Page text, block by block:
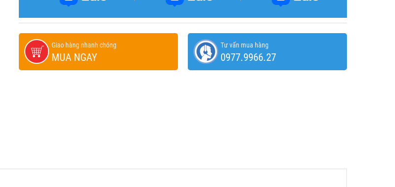
Giao hàng nhanh chóng
MUA NGAY
Tư vấn mua hàng
0977.9966.27